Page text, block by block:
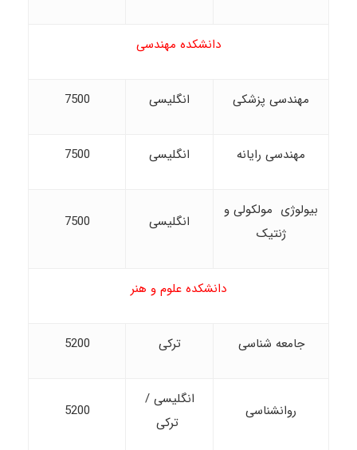
دانشکده مهندسی
مهندسی پزشکی انگلیسی 7500
مهندسی رایانه انگلیسی 7500
بیولوژی مولکولی و
ژنتیک
انگلیسی 7500
دانشکده علوم و هنر
جامعه شناسی ترکی 5200
روانشناسی
انگلیسی /
ترکی
5200